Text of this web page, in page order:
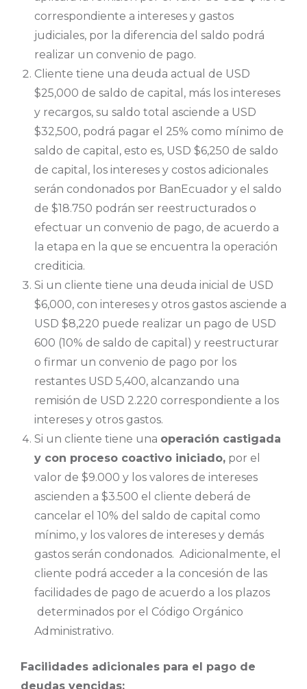
correspondiente a intereses y gastos
judiciales, por la diferencia del saldo podrá
realizar un convenio de pago.
Cliente tiene una deuda actual de USD
$25,000 de saldo de capital, más los intereses
y recargos, su saldo total asciende a USD
$32,500, podrá pagar el 25% como mínimo de
saldo de capital, esto es, USD $6,250 de saldo
de capital, los intereses y costos adicionales
serán condonados por BanEcuador y el saldo
de $18.750 podrán ser reestructurados o
efectuar un convenio de pago, de acuerdo a
la etapa en la que se encuentra la operación
crediticia.
Si un cliente tiene una deuda inicial de USD
$6,000, con intereses y otros gastos asciende a
USD $8,220 puede realizar un pago de USD
600 (10% de saldo de capital) y reestructurar
o firmar un convenio de pago por los
restantes USD 5,400, alcanzando una
remisión de USD 2.220 correspondiente a los
intereses y otros gastos.
Si un cliente tiene una operación castigada
y con proceso coactivo iniciado, por el
valor de $9.000 y los valores de intereses
ascienden a $3.500 el cliente deberá de
cancelar el 10% del saldo de capital como
mínimo, y los valores de intereses y demás
gastos serán condonados. Adicionalmente, el
cliente podrá acceder a la concesión de las
facilidades de pago de acuerdo a los plazos
determinados por el Código Orgánico
Administrativo.
Facilidades adicionales para el pago de
deudas vencidas: